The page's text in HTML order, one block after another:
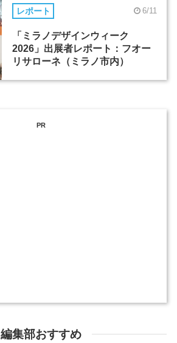
レポート 6/11
「ミラノデザインウィーク
2026」出展者レポート：フオー
リサローネ（ミラノ市内）
PR
編集部おすすめ